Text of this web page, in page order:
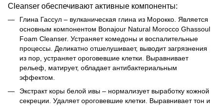
Cleanser обеспечивают активные компоненты:
Глина Гассул – вулканическая глина из Морокко. Является
основным компонентом Bonajour Natural Morocco Ghassoul
Foam Cleanser. Устраняет комедоны и воспалительные
процессы. Деликатно отшелушивает, выводит загрязнения
из пор, устраняет ороговевшие клетки. Выравнивает
рельеф, матирует, обладает антибактериальным
эффектом.
Экстракт коры белой ивы – нормализует выработку кожной
секреции. Удаляет ороговевшие клетки. Выравнивает тон и